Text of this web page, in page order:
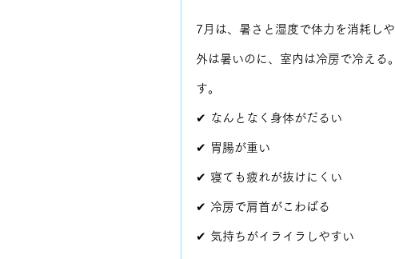
7月は、暑さと湿度で体力を消耗しや
外は暑いのに、室内は冷房で冷える
す。
✔ なんとなく身体がだるい
✔ 胃腸が重い
✔ 寝ても疲れが抜けにくい
✔ 冷房で肩首がこわばる
✔ 気持ちがイライラしやすい